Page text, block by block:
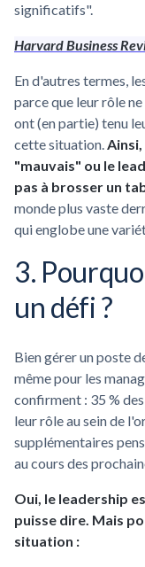
significatifs".
Harvard Business
En d'autres termes,
parce que leur rôle
ont (en partie) tenu
cette situation.
"mauvais" ou le
pas à brosser un
monde plus vaste
qui englobe une
3.
un défi ?
Bien gérer un poste
même pour les
confirment : 35 %
leur rôle au sein de
supplémentaires
au cours des
Oui, le leadership
puisse dire. Mais
situation :